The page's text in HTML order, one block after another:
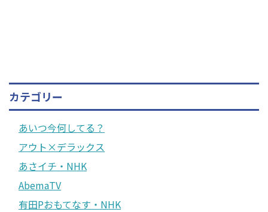
カテゴリー
あいつ今何してる？
アウト×デラックス
あさイチ・NHK
AbemaTV
有田Pおもてなす・NHK